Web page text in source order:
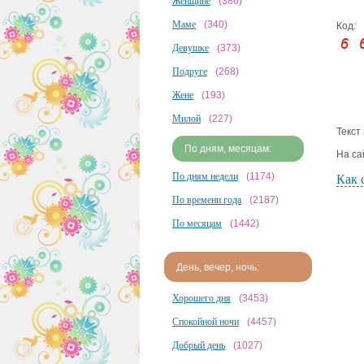
Маме (340)
Девушке (373)
Подруге (268)
Жене (193)
Милой (227)
По дням, месяцам:
По дням недели (1174)
По времени года (2187)
По месяцам (1442)
День, вечер, ночь:
Хорошего дня (3453)
Спокойной ночи (4457)
Добрый день (1027)
Код:
На
Как